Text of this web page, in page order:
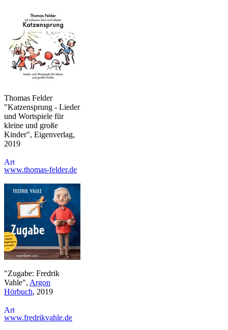
Thomas Felder
"Katzensprung - Lieder
und Wortspiele für
kleine und große
Kinder", Eigenverlag,
2019
www.thomas-felder.de
"Zugabe: Fredrik
Vahle", Argon
Hörbuch, 2019
www.fredrikvahle.de